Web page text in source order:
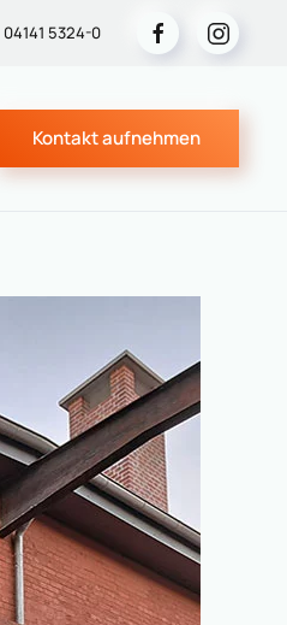
04141 5324-0
Kontakt aufnehmen